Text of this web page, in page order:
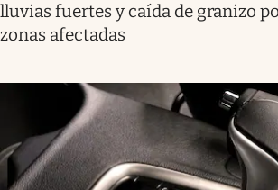
lluvias fuertes y caída de granizo
zonas afectadas